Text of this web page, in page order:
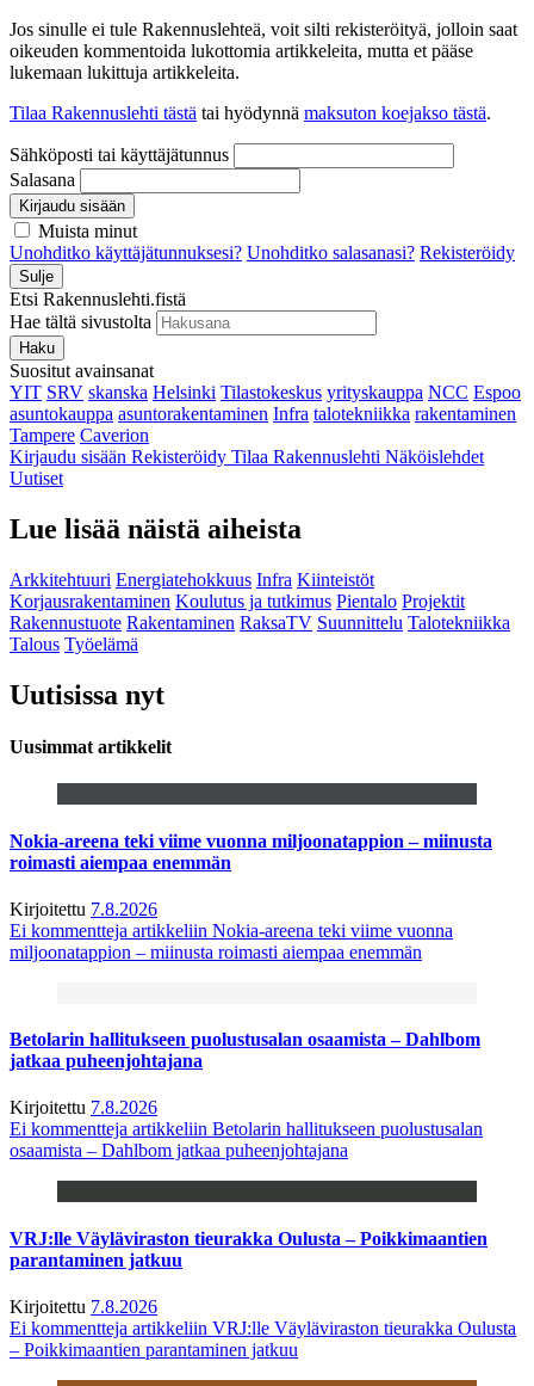
Jos sinulle ei tule Rakennuslehteä, voit silti rekisteröityä, jolloin saat
oikeuden kommentoida lukottomia artikkeleita, mutta et pääse
lukemaan lukittuja artikkeleita.
Tilaa Rakennuslehti tästä tai hyödynnä maksuton koejakso tästä.
Sähköposti tai käyttäjätunnus
Salasana
Kirjaudu sisään
Muista minut
Unohditko käyttäjätunnuksesi? Unohditko salasanasi? Rekisteröidy
Sulje
Etsi Rakennuslehti.fistä
Hae tältä sivustolta
Haku
Suositut avainsanat
YIT SRV skanska Helsinki Tilastokeskus yrityskauppa NCC Espoo
asuntokauppa asuntorakentaminen Infra talotekniikka rakentaminen
Tampere Caverion
Kirjaudu sisään Rekisteröidy Tilaa Rakennuslehti Näköislehdet
Uutiset
Lue lisää näistä aiheista
Arkkitehtuuri Energiatehokkuus Infra Kiinteistöt
Korjausrakentaminen Koulutus ja tutkimus Pientalo Projektit
Rakennustuote Rakentaminen RaksaTV Suunnittelu Talotekniikka
Talous Työelämä
Uutisissa nyt
Uusimmat artikkelit
Nokia-areena teki viime vuonna miljoonatappion – miinusta
roimasti aiempaa enemmän
Kirjoitettu 7.8.2026
Ei kommentteja artikkeliin Nokia-areena teki viime vuonna
miljoonatappion – miinusta roimasti aiempaa enemmän
Betolarin hallitukseen puolustusalan osaamista – Dahlbom
jatkaa puheenjohtajana
Kirjoitettu 7.8.2026
Ei kommentteja artikkeliin Betolarin hallitukseen puolustusalan
osaamista – Dahlbom jatkaa puheenjohtajana
VRJ:lle Väyläviraston tieurakka Oulusta – Poikkimaantien
parantaminen jatkuu
Kirjoitettu 7.8.2026
Ei kommentteja artikkeliin VRJ:lle Väyläviraston tieurakka Oulusta
– Poikkimaantien parantaminen jatkuu